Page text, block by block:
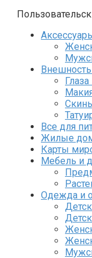
Все для
Жилые
Карты
Мебель и
Одежда и